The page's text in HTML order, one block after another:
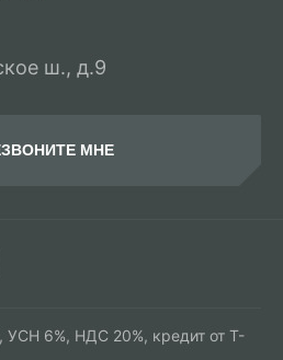
ш., д.9
МНЕ
УСН 6%, НДС 20%, кредит от Т-